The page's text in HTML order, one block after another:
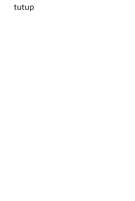
tutup
Modern TTU: Kunci